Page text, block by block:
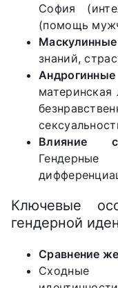
София
(помощь
знаний,
материнская
Влияние
Ключевые
гендерной
Сравнение
Сходные